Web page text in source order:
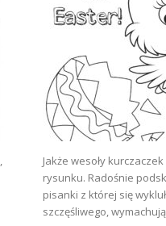
Jakże wesoły
rysunku. Radośnie
pisanki z której się
szczęśliwego,